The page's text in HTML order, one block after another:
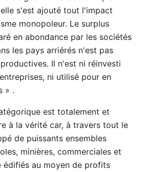
s'est ajouté tout l'impact
monopoleur. Le surplus
en abondance par les sociétés
les pays arriérés n'est pas
Il n'est ni réinvesti
ni utilisé pour en
» .
est totalement et
à la vérité car, à travers tout le
de puissants ensembles
minières, commerciales et
édifiés au moyen de profits